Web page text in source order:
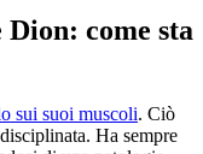
come sta
sui suoi muscoli. Ciò
Ha sempre